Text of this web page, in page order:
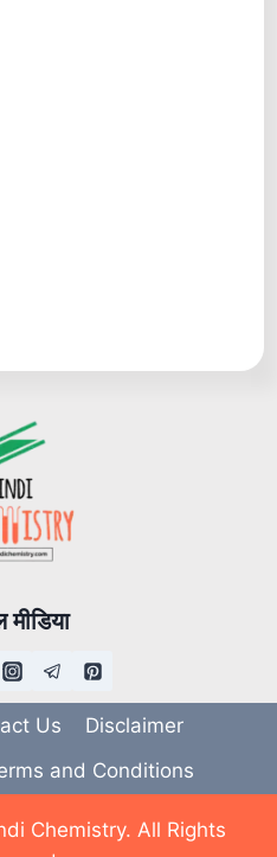
Us
Disclaimer
and Conditions
Chemistry. All Rights